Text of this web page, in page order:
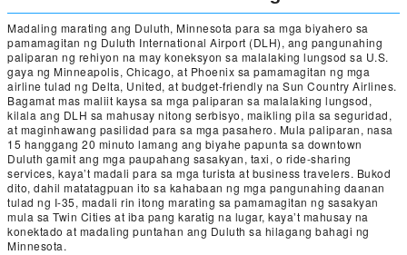
Madaling marating ang Duluth, Minnesota para sa mga biyahero sa
pamamagitan ng Duluth International Airport (DLH), ang pangunahing
paliparan ng rehiyon na may koneksyon sa malalaking lungsod sa U.S.
gaya ng Minneapolis, Chicago, at Phoenix sa pamamagitan ng mga
airline tulad ng Delta, United, at budget-friendly na Sun Country Airlines.
Bagamat mas maliit kaysa sa mga paliparan sa malalaking lungsod,
kilala ang DLH sa mahusay nitong serbisyo, maikling pila sa seguridad,
at maginhawang pasilidad para sa mga pasahero. Mula paliparan, nasa
15 hanggang 20 minuto lamang ang biyahe papunta sa downtown
Duluth gamit ang mga paupahang sasakyan, taxi, o ride-sharing
services, kaya’t madali para sa mga turista at business travelers. Bukod
dito, dahil matatagpuan ito sa kahabaan ng mga pangunahing daanan
tulad ng I-35, madali rin itong marating sa pamamagitan ng sasakyan
mula sa Twin Cities at iba pang karatig na lugar, kaya’t mahusay na
konektado at madaling puntahan ang Duluth sa hilagang bahagi ng
Minnesota.